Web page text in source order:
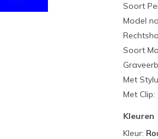
Soort
Model
Soort
Met
Met Clip:
Kleuren
Kleur: